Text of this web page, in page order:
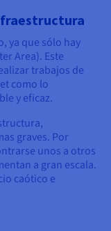
ya que sólo hay
Area). Este
trabajos de
como lo
y eficaz.
graves. Por
unos a otros
a gran escala.
caótico e